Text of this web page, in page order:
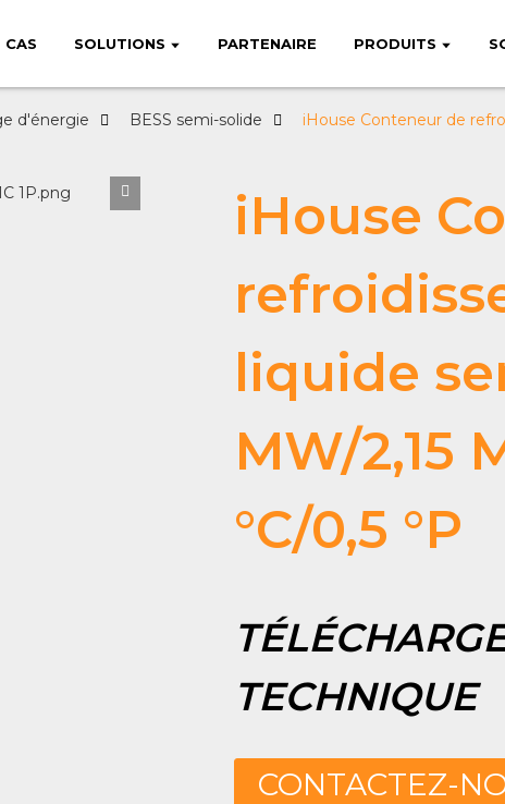
CAS SOLUTIONS PARTENAIRE PRODUITS
d'énergie BESS semi-solide
iHouse Conteneur de
iHouse
liquide
MW/2,15
°C/0,5 °P
TECHNIQUE
CONTACTEZ-